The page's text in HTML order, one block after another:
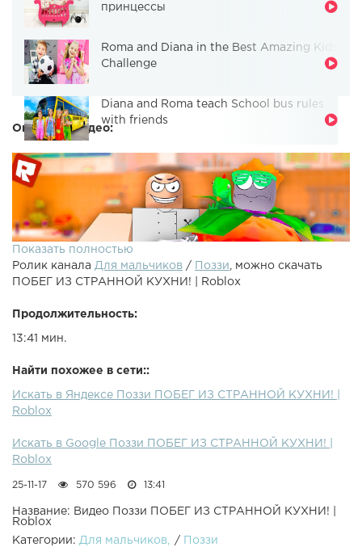
принцессы
Roma and Diana in the Best Amazing Kids
Challenge
Diana and Roma teach School bus rules
with friends
Описание видео:
●Спасибо за Лайк и Подписку Бро (^ヮ^)/●Roblox - Побег
Obby!●Предыдущий ролик - ●Рандом ролик - ● - Моя
Инста● - Моя страничка ВК● - Группа ВК
Показать полностью
Ролик канала Для мальчиков / Поззи
, можно скачать
ПОБЕГ ИЗ СТРАННОЙ КУХНИ! | Roblox
Продолжительность:
13:41 мин.
Найти похожее в сети::
Искать в Яндексе Поззи ПОБЕГ ИЗ СТРАННОЙ КУХНИ! |
Roblox
Искать в Google Поззи ПОБЕГ ИЗ СТРАННОЙ КУХНИ! |
Roblox
25-11-17 570 596 13:41
Название: Видео Поззи ПОБЕГ ИЗ СТРАННОЙ КУХНИ! |
Roblox
Категории: Для мальчиков /
Поззи